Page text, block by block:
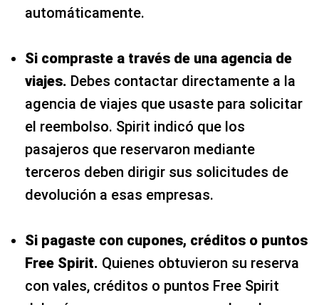
automáticamente.
Si compraste a través de una agencia de
viajes. Debes contactar directamente a la
agencia de viajes que usaste para solicitar
el reembolso. Spirit indicó que los
pasajeros que reservaron mediante
terceros deben dirigir sus solicitudes de
devolución a esas empresas.
Si pagaste con cupones, créditos o puntos
Free Spirit. Quienes obtuvieron su reserva
con vales, créditos o puntos Free Spirit